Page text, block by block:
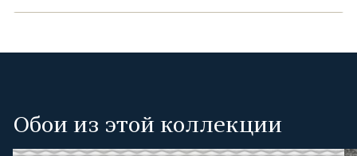
Обои из этой коллекции